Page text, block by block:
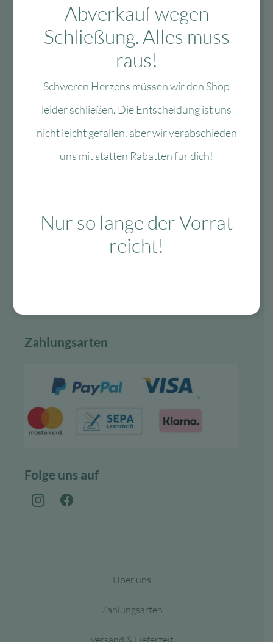
Fragen?
Mo-Fr: 10:00 – 13:00 Uhr
08134 / 2579911
service@myhappyplace.de
Vertrag widerrufen
schnelle Lieferung
30-tägiges Rückgaberecht
Zahlungsarten
Folge uns auf
Über uns
Zahlungsarten
Versand & Lieferzeit
Abverkauf wegen
Schließung. Alles muss
raus!
Schweren Herzens müssen wir den Shop
leider schließen. Die Entscheidung ist uns
nicht leicht gefallen, aber wir verabschieden
uns mit statten Rabatten für dich!
Nur so lange der Vorrat
reicht!